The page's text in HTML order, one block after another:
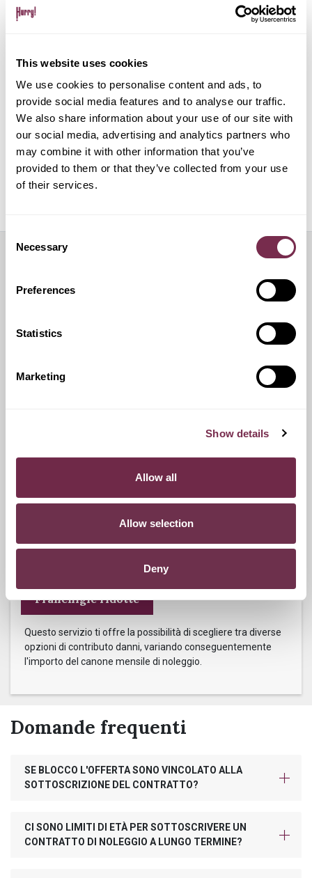
This website uses cookies
We use cookies to personalise content and ads, to
provide social media features and to analyse our traffic.
We also share information about your use of our site with
our social media, advertising and analytics partners who
may combine it with other information that you’ve
provided to them or that they’ve collected from your use
of their services.
Consent
Selection
Necessary
Preferences
Statistics
Marketing
Show details
Allow all
Allow selection
Deny
Gestione pratiche amministrative e multe
Gestione del noleggio tramite app su dispositivo
mobile
ALPHABET PAPERLESS Digital Onboarding
Off Mode: sospensione temporanea del noleggio
Ritiro Usato
I nostri esperti ti forniranno una valutazione gratuita della
Durante i mesi invernali potrai equipaggiare la tua vettura
dotazione), o in alternativa, qualora fosse possibile, con
Franchigie ridotte
Questo servizio ti offre la possibilità di scegliere tra diverse
opzioni di contributo danni, variando conseguentemente
l'importo del canone mensile di noleggio.
Domande frequenti
SE BLOCCO L'OFFERTA SONO VINCOLATO ALLA
SOTTOSCRIZIONE DEL CONTRATTO?
CI SONO LIMITI DI ETÀ PER SOTTOSCRIVERE UN
CONTRATTO DI NOLEGGIO A LUNGO TERMINE?